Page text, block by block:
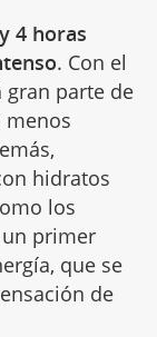
4 horas
. Con el
parte de
menos
hidratos
los
un primer
que se
de